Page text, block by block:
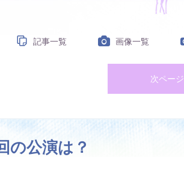
記事一覧 画像一覧
次ページ
の公演は？